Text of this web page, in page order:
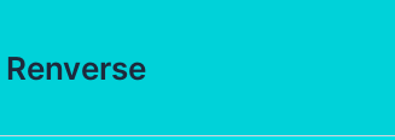
Renverse